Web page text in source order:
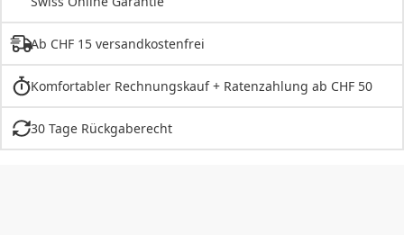
Ab CHF 15 versandkostenfrei
Komfortabler Rechnungskauf + Ratenzahlung ab CHF 50
30 Tage Rückgaberecht